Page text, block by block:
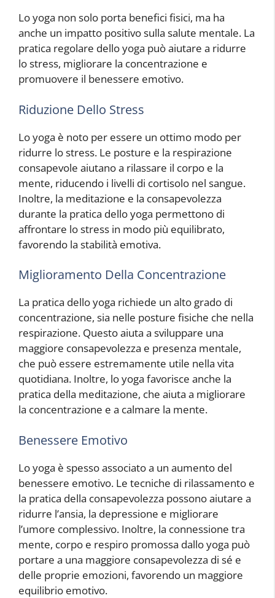
Lo yoga non solo porta benefici fisici, ma ha
anche un impatto positivo sulla salute mentale. La
pratica regolare dello yoga può aiutare a ridurre
lo stress, migliorare la concentrazione e
promuovere il benessere emotivo.
Riduzione Dello Stress
Lo yoga è noto per essere un ottimo modo per
ridurre lo stress. Le posture e la respirazione
consapevole aiutano a rilassare il corpo e la
mente, riducendo i livelli di cortisolo nel sangue.
Inoltre, la meditazione e la consapevolezza
durante la pratica dello yoga permettono di
affrontare lo stress in modo più equilibrato,
favorendo la stabilità emotiva.
Miglioramento Della Concentrazione
La pratica dello yoga richiede un alto grado di
concentrazione, sia nelle posture fisiche che nella
respirazione. Questo aiuta a sviluppare una
maggiore consapevolezza e presenza mentale,
che può essere estremamente utile nella vita
quotidiana. Inoltre, lo yoga favorisce anche la
pratica della meditazione, che aiuta a migliorare
la concentrazione e a calmare la mente.
Benessere Emotivo
Lo yoga è spesso associato a un aumento del
benessere emotivo. Le tecniche di rilassamento e
la pratica della consapevolezza possono aiutare a
ridurre l’ansia, la depressione e migliorare
l’umore complessivo. Inoltre, la connessione tra
mente, corpo e respiro promossa dallo yoga può
portare a una maggiore consapevolezza di sé e
delle proprie emozioni, favorendo un maggiore
equilibrio emotivo.